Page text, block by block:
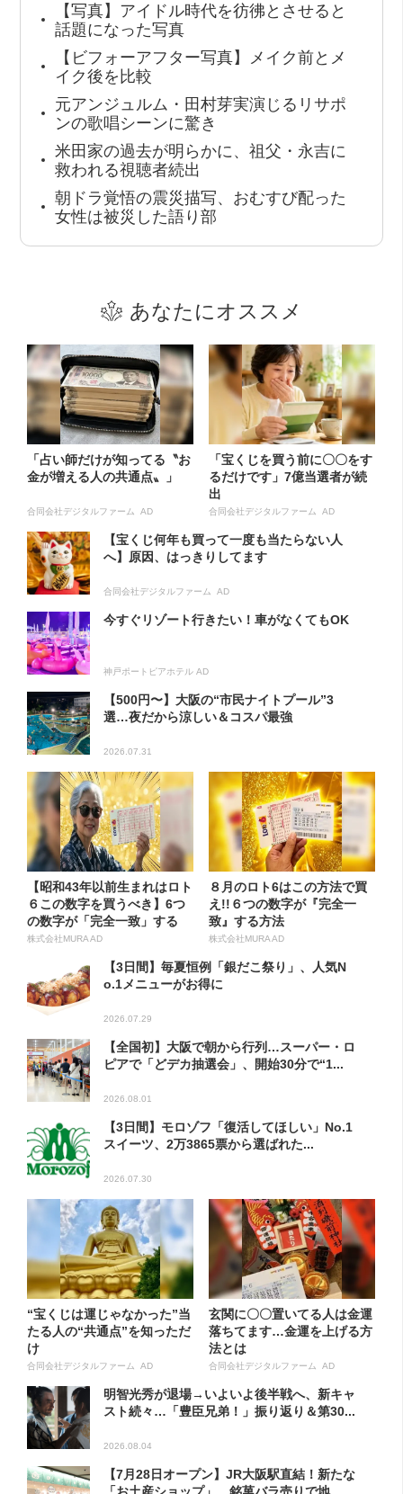
【写真】アイドル時代を彷彿とさせると
話題になった写真
【ビフォーアフター写真】メイク前とメ
イク後を比較
元アンジュルム・田村芽実演じるリサポ
ンの歌唱シーンに驚き
米田家の過去が明らかに、祖父・永吉に
救われる視聴者続出
朝ドラ覚悟の震災描写、おむすび配った
女性は被災した語り部
あなたにオススメ
「占い師だけが知ってる〝お
金が増える人の共通点〟」
合同会社デジタルファーム AD
「宝くじを買う前に〇〇をす
るだけです」7億当選者が続
出
合同会社デジタルファーム AD
【宝くじ何年も買って一度も当たらない人
へ】原因、はっきりしてます
合同会社デジタルファーム AD
今すぐリゾート行きたい！車がなくてもOK
神戸ポートピアホテル AD
【500円〜】大阪の“市民ナイトプール”3
選…夜だから涼しい＆コスパ最強
2026.07.31
【昭和43年以前生まれはロト
６この数字を買うべき】6つ
の数字が「完全一致」する
方...
株式会社MURA AD
８月のロト6はこの方法で買
え!!６つの数字が『完全一
致』する方法
株式会社MURA AD
【3日間】毎夏恒例「銀だこ祭り」、人気N
o.1メニューがお得に
2026.07.29
【全国初】大阪で朝から行列…スーパー・ロ
ピアで「どデカ抽選会」、開始30分で“1...
2026.08.01
【3日間】モロゾフ「復活してほしい」No.1
スイーツ、2万3865票から選ばれた...
2026.07.30
“宝くじは運じゃなかった”当
たる人の“共通点”を知っただ
け
合同会社デジタルファーム AD
玄関に〇〇置いてる人は金運
落ちてます…金運を上げる方
法とは
合同会社デジタルファーム AD
明智光秀が退場→いよいよ後半戦へ、新キャ
スト続々…「豊臣兄弟！」振り返り＆第30...
2026.08.04
【7月28日オープン】JR大阪駅直結！新たな